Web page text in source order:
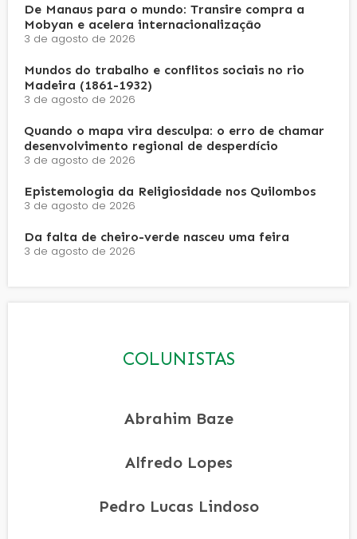
De Manaus para o mundo: Transire compra a
Mobyan e acelera internacionalização
3 de agosto de 2026
Mundos do trabalho e conflitos sociais no rio
Madeira (1861-1932)
3 de agosto de 2026
Quando o mapa vira desculpa: o erro de chamar
desenvolvimento regional de desperdício
3 de agosto de 2026
Epistemologia da Religiosidade nos Quilombos
3 de agosto de 2026
Da falta de cheiro-verde nasceu uma feira
3 de agosto de 2026
COLUNISTAS
Abrahim Baze
Alfredo Lopes
Pedro Lucas Lindoso